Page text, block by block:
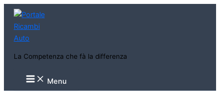
contenuto
La Competenza che fà la differenza
Main
Menu Menu